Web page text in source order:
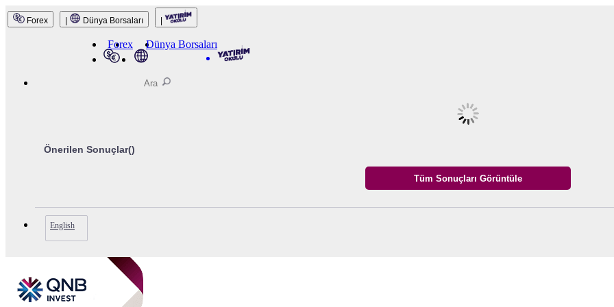
QNB Invest
Forex Dünya Borsaları
Forex Dünya Borsaları
Önerilen Sonuçlar()
English